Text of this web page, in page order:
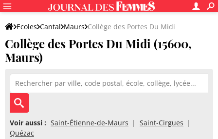
Ecoles Cantal Maurs Collège des Portes Du Midi
Collège des Portes Du Midi (15600,
Maurs)
Voir aussi : Saint-Étienne-de-Maurs
Saint-Cirgues
Quézac